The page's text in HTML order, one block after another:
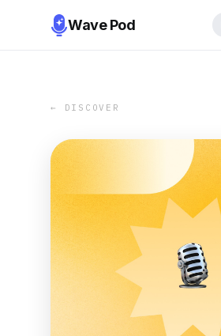
Wave Pod
← DISCOVER